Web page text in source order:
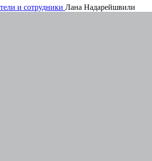
и сотрудники Лана Надарейшвили